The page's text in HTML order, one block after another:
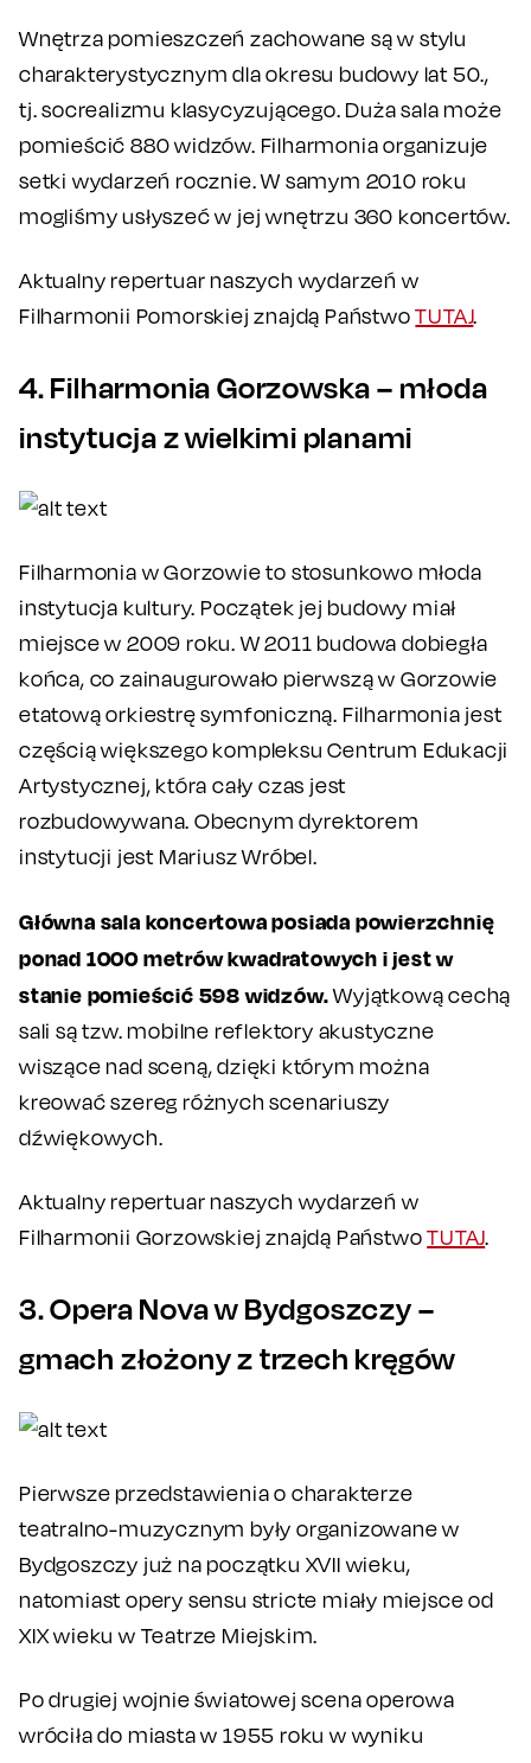
Wnętrza pomieszczeń zachowane są w stylu
charakterystycznym dla okresu budowy lat 50.,
tj. socrealizmu klasycyzującego. Duża sala może
pomieścić 880 widzów. Filharmonia organizuje
setki wydarzeń rocznie. W samym 2010 roku
mogliśmy usłyszeć w jej wnętrzu 360 koncertów.
Aktualny repertuar naszych wydarzeń w
Filharmonii Pomorskiej znajdą PaństwoTUTAJ.
4. Filharmonia Gorzowska – młoda
instytucja z wielkimi planami
Filharmonia w Gorzowie to stosunkowo młoda
instytucja kultury. Początek jej budowy miał
miejsce w 2009 roku. W 2011 budowa dobiegła
końca, co zainaugurowało pierwszą w Gorzowie
etatową orkiestrę symfoniczną. Filharmonia jest
częścią większego kompleksu Centrum Edukacji
Artystycznej, która cały czas jest
rozbudowywana. Obecnym dyrektorem
instytucji jest Mariusz Wróbel.
Główna sala koncertowa posiada powierzchnię
ponad 1000 metrów kwadratowych i jest w
stanie pomieścić 598 widzów.Wyjątkową cechą
sali są tzw. mobilne reflektory akustyczne
wiszące nad sceną, dzięki którym można
kreować szereg różnych scenariuszy
dźwiękowych.
Aktualny repertuar naszych wydarzeń w
Filharmonii Gorzowskiej znajdą PaństwoTUTAJ.
3. Opera Nova w Bydgoszczy –
gmach złożony z trzech kręgów
Pierwsze przedstawienia o charakterze
teatralno-muzycznym były organizowane w
Bydgoszczy już na początku XVII wieku,
natomiast opery sensu stricte miały miejsce od
XIX wieku w Teatrze Miejskim.
Po drugiej wojnie światowej scena operowa
wróciła do miasta w 1955 roku w wyniku